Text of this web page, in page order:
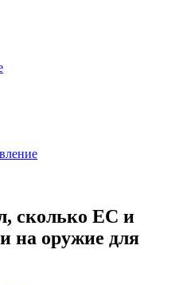
сколько ЕС и
на оружие для